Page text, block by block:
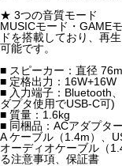
★ 3つの音質モード
MUSICモード・GAME
ドを搭載しており、再
可能です。
■ スピーカー：直径
■ 定格出力：16W+16W
■ 入力端子：Bluetooth
ダプタ使用でUSB-C可)
■ 質量：1.6kg
■ 同梱品：ACアダプタ
A ケーブル（1.4m）、
オーディオケーブル（
る注意事項、保証書